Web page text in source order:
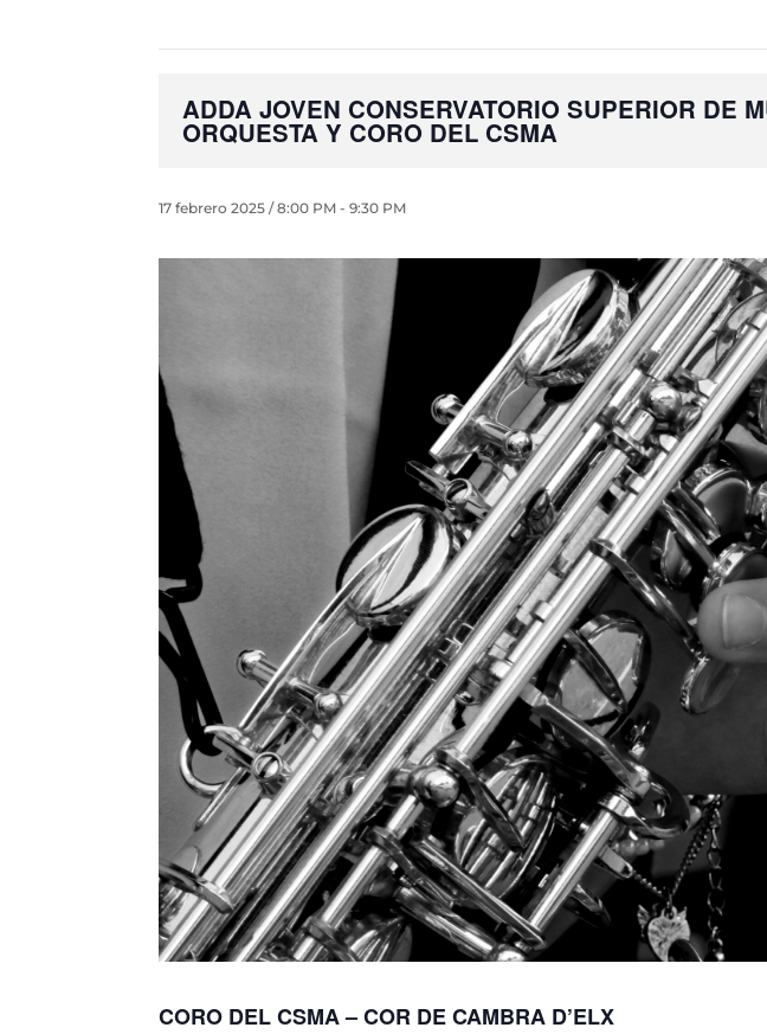
ADDA JOVEN CONSERVATORIO SUPERIOR DE
ORQUESTA Y CORO DEL CSMA
17 febrero 2025 / 8:00 PM -9:30 PM
CORO DEL CSMA – COR DE CAMBRA D’ELX